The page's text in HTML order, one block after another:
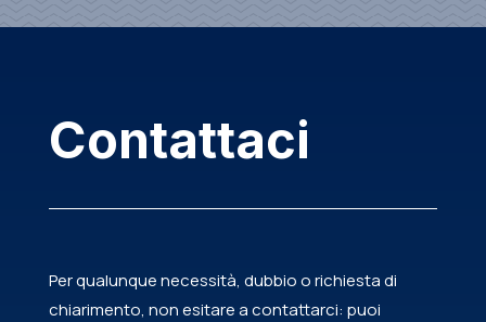
Contattaci
Per qualunque necessità, dubbio o richiesta di
chiarimento, non esitare a contattarci: puoi